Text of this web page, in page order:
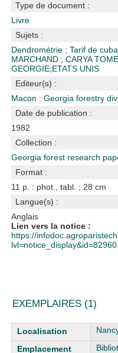
Type de document :
Livre
Sujets :
Dendrométrie ;Tarif de
MARCHAND ;CARYA
GEORGIE;ETATS UNIS
Editeur(s) :
Macon : Georgia forestry
Date de publication :
1982
Collection :
Georgia forest research
Format :
11 p. : phot., tabl. ; 28 cm
Langue(s) :
Anglais
Lien vers la notice :
https://
lvl=notice_display&id=82960
EXEMPLAIRES (1)
Liste des exemplaires